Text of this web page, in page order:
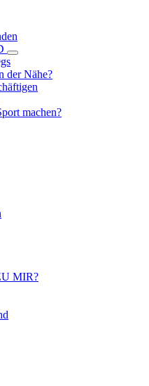
der Nähe?
machen?
MIR?